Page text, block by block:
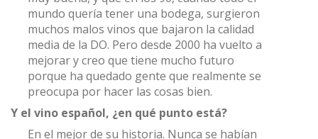
mundo quería tener una bodega, surgieron
muchos malos vinos que bajaron la calidad
media de la DO. Pero desde 2000 ha vuelto a
mejorar y creo que tiene mucho futuro
porque ha quedado gente que realmente se
preocupa por hacer las cosas bien.
Y el vino español, ¿en qué punto está?
En el mejor de su historia. Nunca se habían